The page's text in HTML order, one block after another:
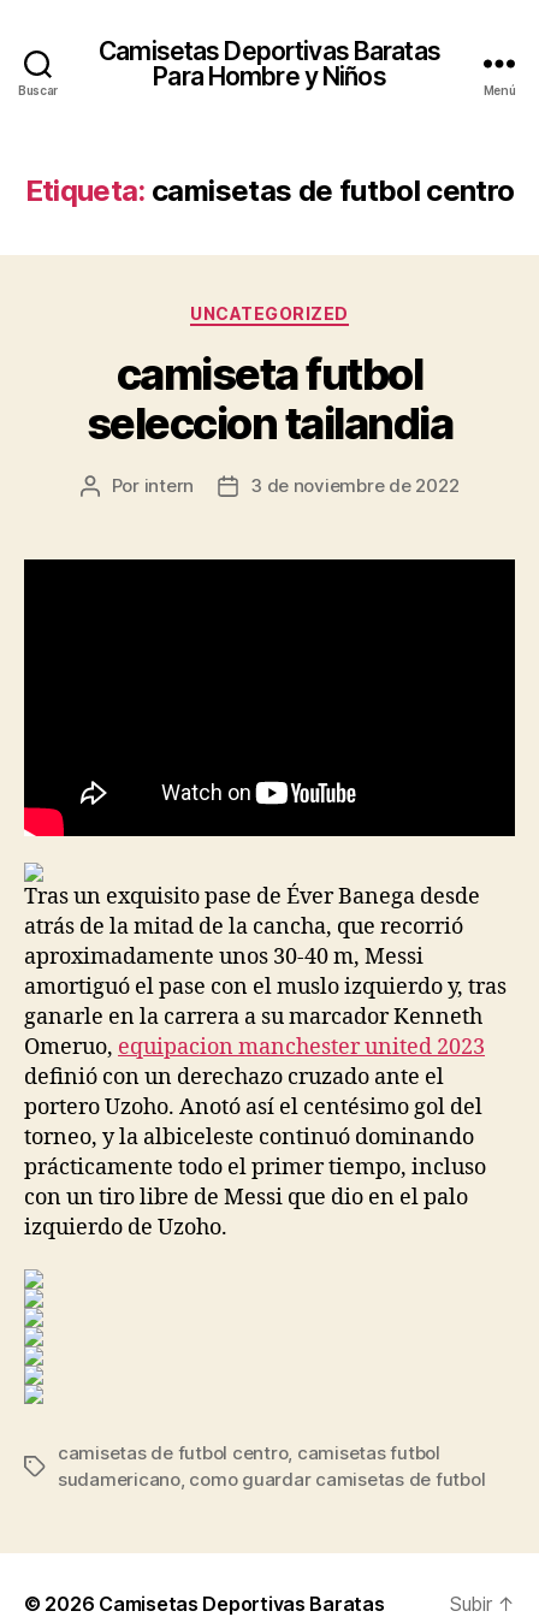
Buscar
Camisetas Deportivas Baratas
Para Hombre y Niños
Menú
Etiqueta: camisetas de futbol centro
Categorías
UNCATEGORIZED
camiseta futbol
seleccion tailandia
Autor
entrada
Por intern
Fecha
entrada
3 de noviembre de 2022
Tras un exquisito pase de Éver Banega desde
atrás de la mitad de la cancha, que recorrió
aproximadamente unos 30-40 m, Messi
amortiguó el pase con el muslo izquierdo y, tras
ganarle en la carrera a su marcador Kenneth
Omeruo, equipacion manchester united 2023
definió con un derechazo cruzado ante el
portero Uzoho. Anotó así el centésimo gol del
torneo, y la albiceleste continuó dominando
prácticamente todo el primer tiempo, incluso
con un tiro libre de Messi que dio en el palo
izquierdo de Uzoho.
Etiquetas
camisetas de futbol centro, camisetas futbol
sudamericano, como guardar camisetas de futbol
© 2026 Camisetas Deportivas Baratas Subir ↑